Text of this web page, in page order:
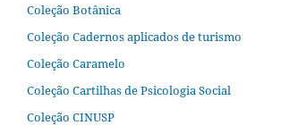
Coleção Botânica
Coleção Cadernos aplicados de turismo
Coleção Caramelo
Coleção Cartilhas de Psicologia Social
Coleção CINUSP